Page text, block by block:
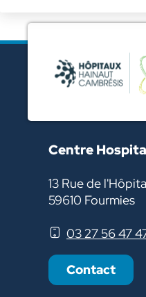
Centre
13 Rue de
59610 Fourmies
03 27 56 47
Contact